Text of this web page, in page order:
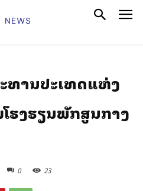
ະທານປະເທດແຫ່ງ
ໂຮງຮຽນພັກສູນກາງ
0 23